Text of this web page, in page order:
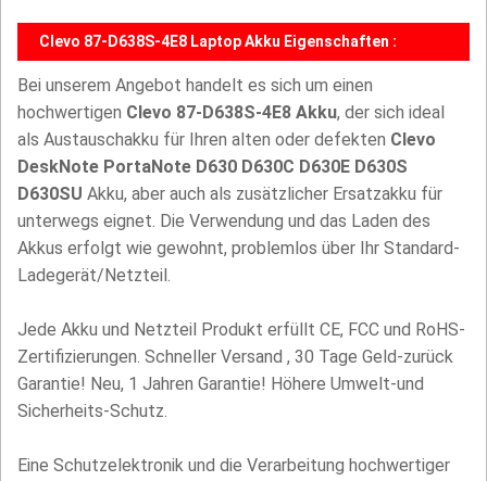
Clevo 87-D638S-4E8 Laptop Akku Eigenschaften :
Bei unserem Angebot handelt es sich um einen
hochwertigen Clevo 87-D638S-4E8 Akku, der sich ideal
als Austauschakku für Ihren alten oder defekten Clevo
DeskNote PortaNote D630 D630C D630E D630S
D630SU Akku, aber auch als zusätzlicher Ersatzakku für
unterwegs eignet. Die Verwendung und das Laden des
Akkus erfolgt wie gewohnt, problemlos über Ihr Standard-
Ladegerät/Netzteil.
Jede Akku und Netzteil Produkt erfüllt CE, FCC und RoHS-
Zertifizierungen. Schneller Versand , 30 Tage Geld-zurück
Garantie! Neu, 1 Jahren Garantie! Höhere Umwelt-und
Sicherheits-Schutz.
Eine Schutzelektronik und die Verarbeitung hochwertiger